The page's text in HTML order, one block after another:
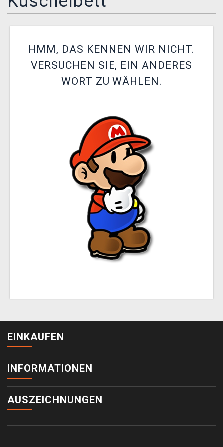
XZONE CLUB
HMM, DAS KENNEN WIR NICHT.
VERSUCHEN SIE, EIN ANDERES
WORT ZU WÄHLEN.
EINKAUFEN
INFORMATIONEN
AUSZEICHNUNGEN